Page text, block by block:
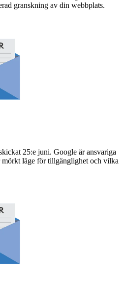
granskning av din webbplats.
25:e juni. Google är ansvariga
läge för tillgänglighet och vilka